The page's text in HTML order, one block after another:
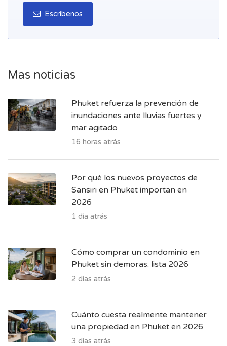
Escríbenos
Mas noticias
Phuket refuerza la prevención de
inundaciones ante lluvias fuertes y
mar agitado
16 horas atrás
Por qué los nuevos proyectos de
Sansiri en Phuket importan en
2026
1 día atrás
Cómo comprar un condominio en
Phuket sin demoras: lista 2026
2 días atrás
Cuánto cuesta realmente mantener
una propiedad en Phuket en 2026
3 días atrás